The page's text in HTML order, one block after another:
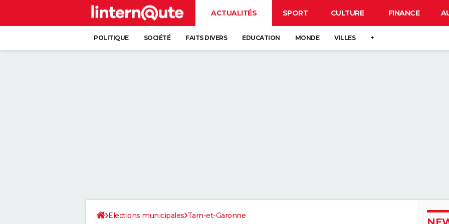
ACTUALITÉS SPORT CULTURE FINANCE
POLITIQUE SOCIÉTÉ FAITS DIVERS EDUCATION MONDE VILLES +
Elections municipales Tarn-et-Garonne